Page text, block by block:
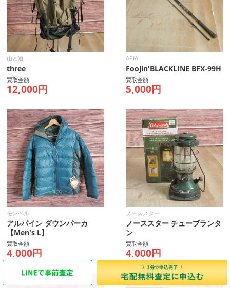
山と道
three
買取金額
12,000円
APIA
Foojin'BLACKLINE BFX-99H
買取金額
5,000円
モンベル
アルパイン ダウンパーカ
【Men's L】
買取金額
4,000円
ノーススター
ノーススター チューブランタ
ン
買取金額
4,000円